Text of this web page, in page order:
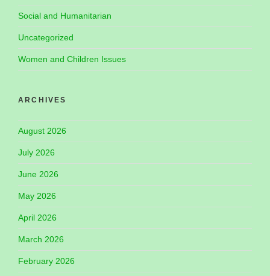
Social and Humanitarian
Uncategorized
Women and Children Issues
ARCHIVES
August 2026
July 2026
June 2026
May 2026
April 2026
March 2026
February 2026